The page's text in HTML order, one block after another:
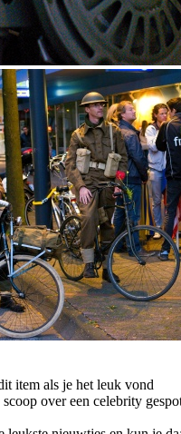
item als je het leuk vond
over een celebrity